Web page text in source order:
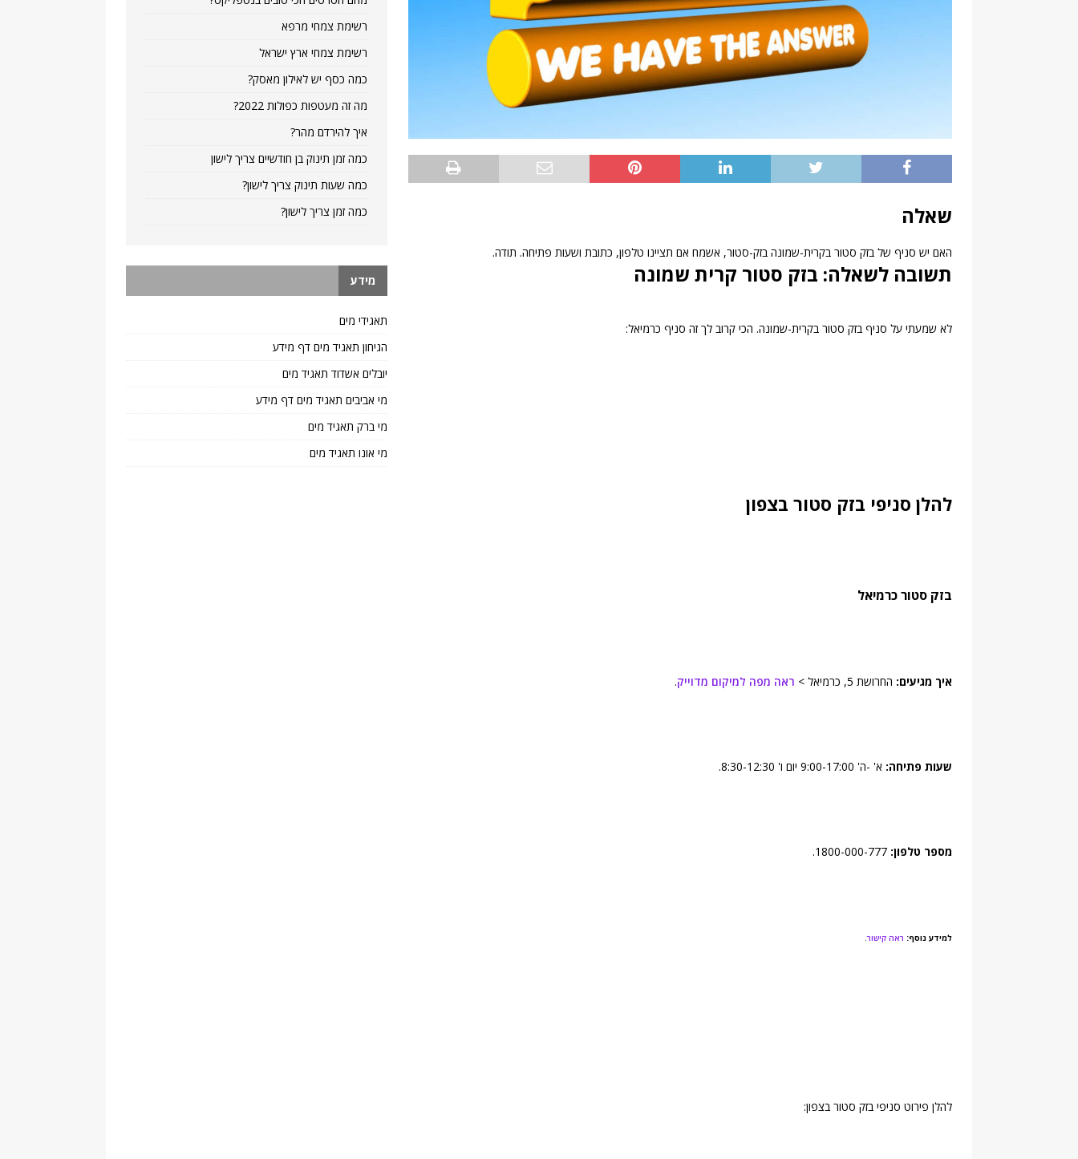
שאלה
האם יש סניף של בזק סטור בקרית-שמונה בזק-סטור, אשמח אם תציינו טלפון, כתובת ושעות פתיחה. תודה.
תשובה לשאלה: בזק סטור קרית שמונה
לא שמעתי על סניף בזק סטור בקרית-שמונה. הכי קרוב לך זה סניף כרמיאל:
להלן סניפי בזק סטור בצפון
בזק סטורכרמיאל
איך מגיעים: החרושת 5, כרמיאל > ראה מפה למיקום מדוייק.
שעות פתיחה: א' -ה' 9:00-17:00 יום ו' 8:30-12:30.
מספר טלפון:
למידע נוסף: ראה קישור.
להלן פירוט סניפי בזק סטור בצפון:
רשימת צמחי מרפא
רשימת צמחי ארץ ישראל
כמה כסף יש לאילון מאסק?
מה זה מעטפות כפולות 2022?
איך להירדם מהר?
כמה זמן תינוק בן חודשיים צריך לישון
כמה שעות תינוק צריך לישון?
כמה זמן צריך לישון?
מידע
תאגידי מים
הגיחון תאגיד מים דף מידע
יובלים אשדוד תאגיד מים
מי אביבים תאגיד מים דף מידע
מי ברק תאגיד מים
מי אונו תאגיד מים